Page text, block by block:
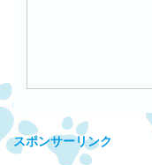
スポンサーリンク